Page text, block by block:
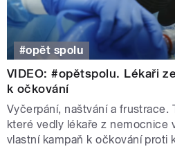
#opět spolu
VIDEO: #opětspolu. Lékaři
k očkování
Vyčerpání, naštvání a frustrace.
které vedly lékaře z nemocnice
vlastní kampaň k očkování proti